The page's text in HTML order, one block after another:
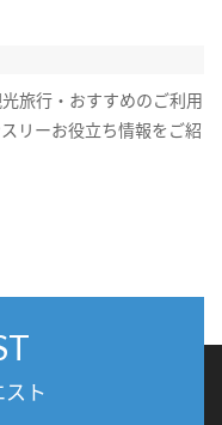
旅行・おすすめのご利用
リーお役立ち情報をご紹
ト